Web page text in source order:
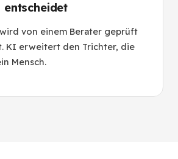
entscheidet
von einem Berater geprüft
KI erweitert den Trichter, die
Mensch.